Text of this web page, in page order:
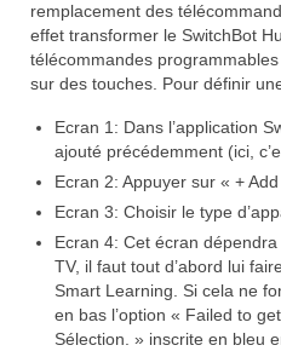
remplacement des
effet transformer le SwitchBot
télécommandes
sur des touches. Pour définir
Ecran 1: Dans l’application
ajouté précédemment (ici,
Ecran 2: Appuyer sur « +
Ecran 3: Choisir le type
Ecran 4: Cet écran
TV, il faut tout d’abord lui
Smart Learning. Si cela ne
en bas l’option « Failed to
Sélection. » inscrite en bleu